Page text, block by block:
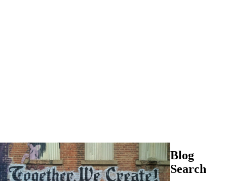
Blog
Search